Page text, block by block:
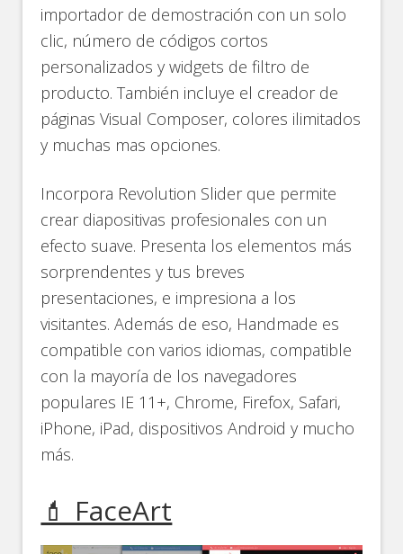
importador de demostración con un solo
clic, número de códigos cortos
personalizados y widgets de filtro de
producto. También incluye el creador de
páginas Visual Composer, colores ilimitados
y muchas mas opciones.
Incorpora Revolution Slider que permite
crear diapositivas profesionales con un
efecto suave. Presenta los elementos más
sorprendentes y tus breves
presentaciones, e impresiona a los
visitantes. Además de eso, Handmade es
compatible con varios idiomas, compatible
con la mayoría de los navegadores
populares IE 11+, Chrome, Firefox, Safari,
iPhone, iPad, dispositivos Android y mucho
más.
💄 FaceArt